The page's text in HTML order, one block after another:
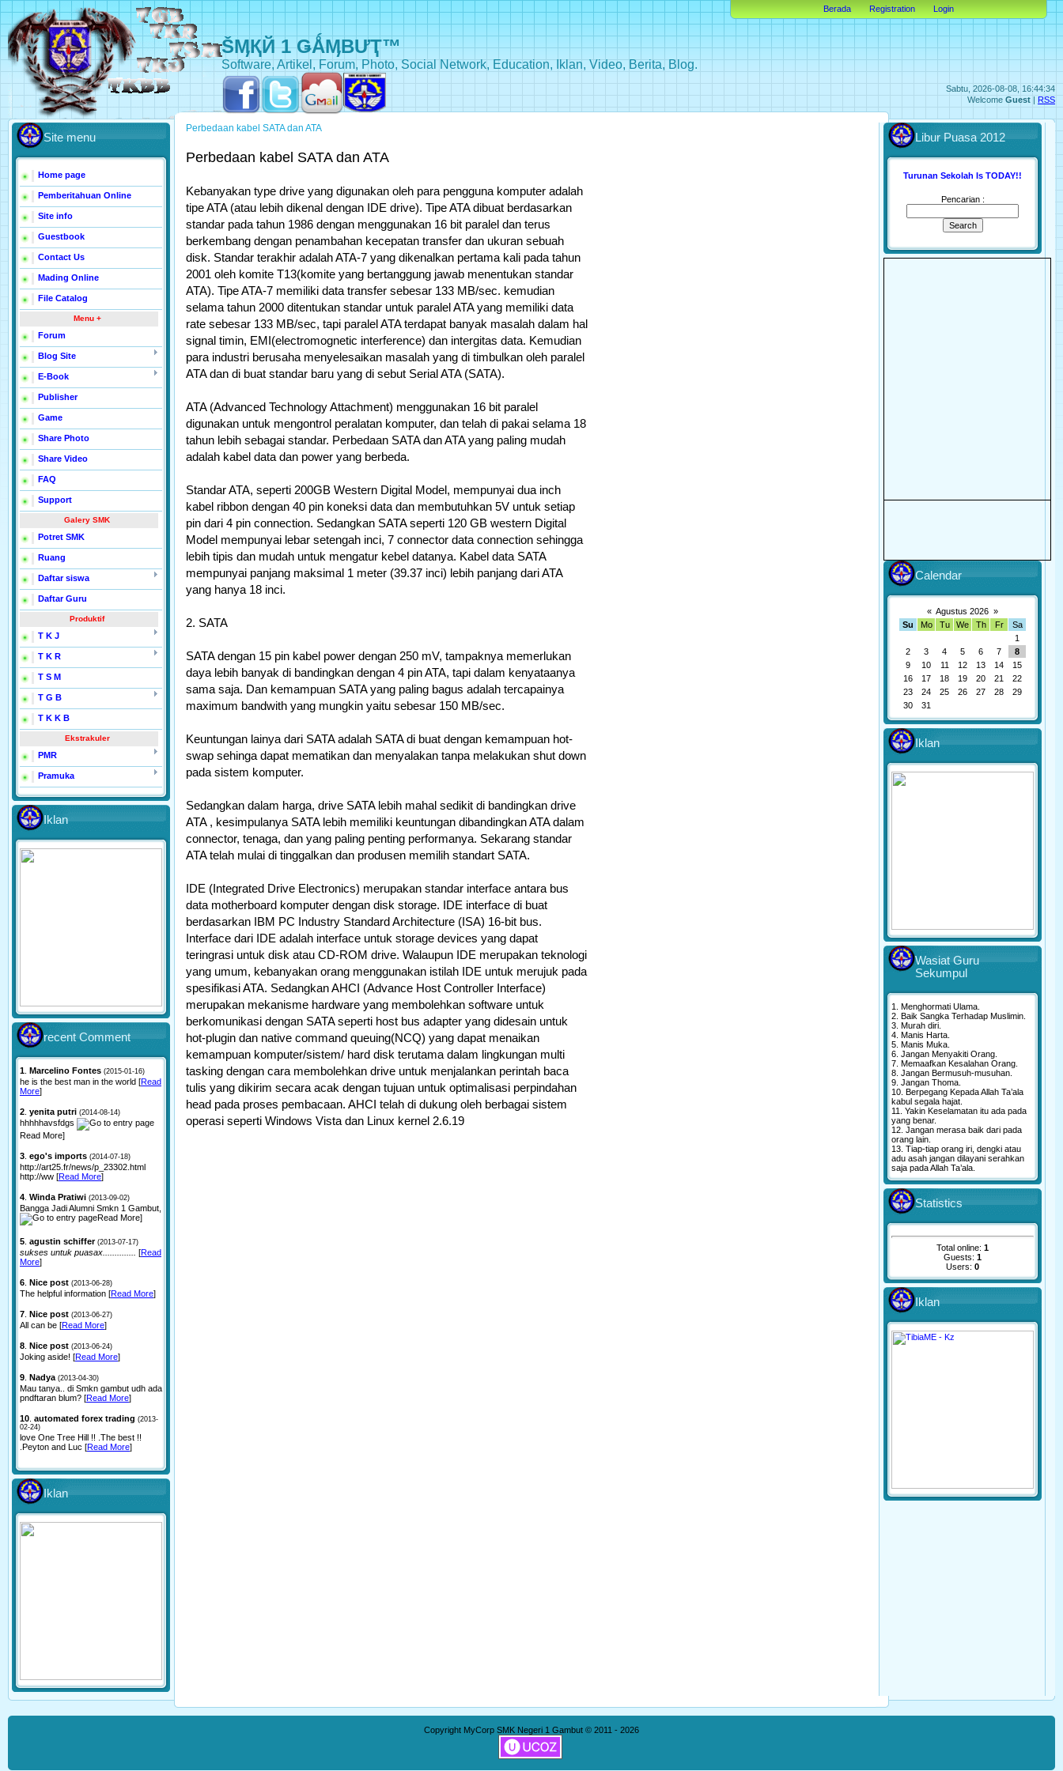
Sabtu, 2026-08-08, 16:44:34
Welcome Guest | RSS
ŠӍҚЙ 1 ǤǺӍBƯҬ™
Software, Artikel, Forum, Photo, Social Network, Education, Iklan, Video, Berita, Blog.
Berada Registration Login
Site menu
Home page
Pemberitahuan Online
Site info
Guestbook
Contact Us
Mading Online
File Catalog
Menu +
Forum
Blog Site
E-Book
Publisher
Game
Share Photo
Share Video
FAQ
Support
Galery SMK
Potret SMK
Ruang
Daftar siswa
Daftar Guru
Produktif
T K J
T K R
T S M
T G B
T K K B
Ekstrakuler
PMR
Pramuka
Iklan
recent Comment
1 Marcelino Fontes (2015-01-16)
he is the best man in the world [Read
More]
2 yenita putri (2014-08-14)
hhhhhavsfdgs
Read More]
3 ego's imports (2014-07-18)
http://art25.fr/news/p_23302.html
http://ww [Read More]
4 Winda Pratiwi (2013-09-02)
Bangga Jadi Alumni Smkn 1 Gambut,
Read More]
5 agustin schiffer (2013-07-17)
sukses untuk puasax.............. [Read
More]
6 Nice post (2013-06-28)
The helpful information [Read More]
7 Nice post (2013-06-27)
All can be [Read More]
8 Nice post (2013-06-24)
Joking aside! [Read More]
9 Nadya (2013-04-30)
Mau tanya.. di Smkn gambut udh ada
pndftaran blum? [Read More]
10 automated forex trading (2013-
02-24)
love One Tree Hill !! .The best !!
.Peyton and Luc [Read More]
Iklan
Perbedaan kabel SATA dan ATA
Perbedaan kabel SATA dan ATA
Kebanyakan type drive yang digunakan oleh para pengguna komputer adalah
tipe ATA (atau lebih dikenal dengan IDE drive). Tipe ATA dibuat berdasarkan
standar pada tahun 1986 dengan menggunakan 16 bit paralel dan terus
berkembang dengan penambahan kecepatan transfer dan ukuran sebuah
disk. Standar terakhir adalah ATA-7 yang dikenalkan pertama kali pada tahun
2001 oleh komite T13(komite yang bertanggung jawab menentukan standar
ATA). Tipe ATA-7 memiliki data transfer sebesar 133 MB/sec. kemudian
selama tahun 2000 ditentukan standar untuk paralel ATA yang memiliki data
rate sebesar 133 MB/sec, tapi paralel ATA terdapat banyak masalah dalam hal
signal timin, EMI(electromognetic interference) dan intergitas data. Kemudian
para industri berusaha menyelesaikan masalah yang di timbulkan oleh paralel
ATA dan di buat standar baru yang di sebut Serial ATA (SATA).
ATA (Advanced Technology Attachment) menggunakan 16 bit paralel
digunakan untuk mengontrol peralatan komputer, dan telah di pakai selama 18
tahun lebih sebagai standar. Perbedaan SATA dan ATA yang paling mudah
adalah kabel data dan power yang berbeda.
Standar ATA, seperti 200GB Western Digital Model, mempunyai dua inch
kabel ribbon dengan 40 pin koneksi data dan membutuhkan 5V untuk setiap
pin dari 4 pin connection. Sedangkan SATA seperti 120 GB western Digital
Model mempunyai lebar setengah inci, 7 connector data connection sehingga
lebih tipis dan mudah untuk mengatur kebel datanya. Kabel data SATA
mempunyai panjang maksimal 1 meter (39.37 inci) lebih panjang dari ATA
yang hanya 18 inci.
2. SATA
SATA dengan 15 pin kabel power dengan 250 mV, tampaknya memerlukan
daya lebih banyak di bandingkan dengan 4 pin ATA, tapi dalam kenyataanya
sama saja. Dan kemampuan SATA yang paling bagus adalah tercapainya
maximum bandwith yang mungkin yaitu sebesar 150 MB/sec.
Keuntungan lainya dari SATA adalah SATA di buat dengan kemampuan hot-
swap sehinga dapat mematikan dan menyalakan tanpa melakukan shut down
pada sistem komputer.
Sedangkan dalam harga, drive SATA lebih mahal sedikit di bandingkan drive
ATA , kesimpulanya SATA lebih memiliki keuntungan dibandingkan ATA dalam
connector, tenaga, dan yang paling penting performanya. Sekarang standar
ATA telah mulai di tinggalkan dan produsen memilih standart SATA.
IDE (Integrated Drive Electronics) merupakan standar interface antara bus
data motherboard komputer dengan disk storage. IDE interface di buat
berdasarkan IBM PC Industry Standard Architecture (ISA) 16-bit bus.
Interface dari IDE adalah interface untuk storage devices yang dapat
teringrasi untuk disk atau CD-ROM drive. Walaupun IDE merupakan teknologi
yang umum, kebanyakan orang menggunakan istilah IDE untuk merujuk pada
spesifikasi ATA. Sedangkan AHCI (Advance Host Controller Interface)
merupakan mekanisme hardware yang membolehkan software untuk
berkomunikasi dengan SATA seperti host bus adapter yang didesain untuk
hot-plugin dan native command queuing(NCQ) yang dapat menaikan
kemampuan komputer/sistem/ hard disk terutama dalam lingkungan multi
tasking dengan cara membolehkan drive untuk menjalankan perintah baca
tulis yang dikirim secara acak dengan tujuan untuk optimalisasi perpindahan
head pada proses pembacaan. AHCI telah di dukung oleh berbagai sistem
operasi seperti Windows Vista dan Linux kernel 2.6.19
Libur Puasa 2012
Turunan Sekolah Is TODAY!!
Pencarian :
Calendar
« Agustus 2026 »
Su
Mo Tu We Th Fr
Sa
1
2
3 4 5 6 7
8
9
10 11 12 13 14
15
16
17 18 19 20 21
22
23
24 25 26 27 28
29
30
31
Iklan
Wasiat Guru
Sekumpul
1. Menghormati Ulama.
2. Baik Sangka Terhadap Muslimin.
3. Murah diri.
4. Manis Harta.
5. Manis Muka.
6. Jangan Menyakiti Orang.
7. Memaafkan Kesalahan Orang.
8. Jangan Bermusuh-musuhan.
9. Jangan Thoma.
10. Berpegang Kepada Allah Ta’ala
kabul segala hajat.
11. Yakin Keselamatan itu ada pada
yang benar.
12. Jangan merasa baik dari pada
orang lain.
13. Tiap-tiap orang iri, dengki atau
adu asah jangan dilayani serahkan
saja pada Allah Ta’ala.
Statistics
Total online: 1
Guests: 1
Users: 0
Iklan
Copyright MyCorp SMK Negeri 1 Gambut © 2011 - 2026